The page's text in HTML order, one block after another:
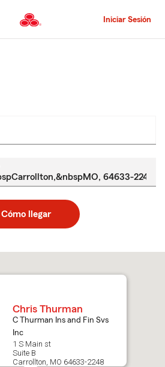
al
contenido
principal
Iniciar Sesión
Cómo llegar
to
Chris Thurman
C Thurman Ins and Fin Svs
Inc
1 S Main st
Suite B
Carrollton, MO 64633-2248